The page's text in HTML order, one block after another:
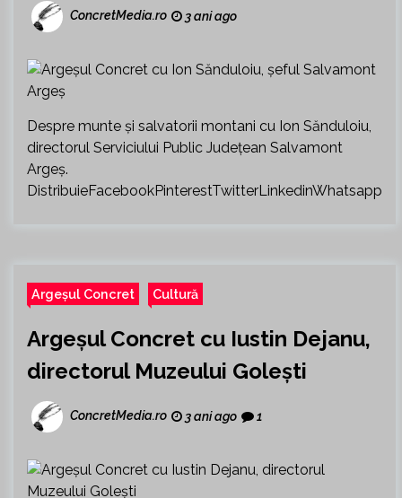
ConcretMedia.ro 3 ani ago
Despre munte și salvatorii montani cu Ion Sănduloiu,
directorul Serviciului Public Județean Salvamont
Argeș.
DistribuieFacebookPinterestTwitterLinkedinWhatsapp
Argeșul Concret Cultură
Argeșul Concret cu Iustin Dejanu,
directorul Muzeului Golești
ConcretMedia.ro 3 ani ago 1